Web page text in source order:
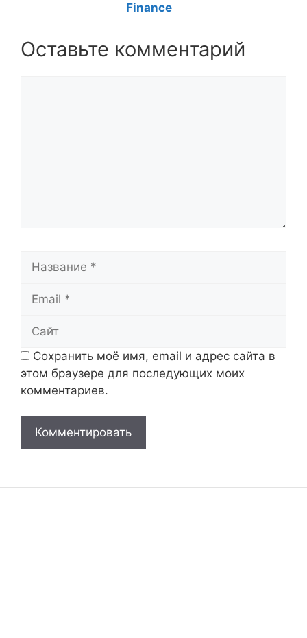
Finance
Оставьте комментарий
Сохранить моё имя, email и адрес сайта в
этом браузере для последующих моих
комментариев.